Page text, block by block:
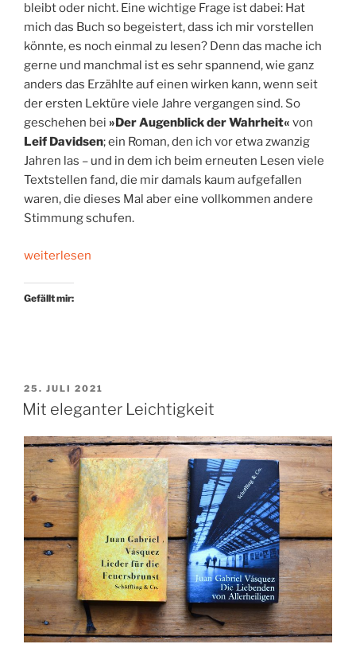
bleibt oder nicht. Eine wichtige Frage ist dabei: Hat
mich das Buch so begeistert, dass ich mir vorstellen
könnte, es noch einmal zu lesen? Denn das mache ich
gerne und manchmal ist es sehr spannend, wie ganz
anders das Erzählte auf einen wirken kann, wenn seit
der ersten Lektüre viele Jahre vergangen sind. So
geschehen bei »Der Augenblick der Wahrheit« von
Leif Davidsen; ein Roman, den ich vor etwa zwanzig
Jahren las – und in dem ich beim erneuten Lesen viele
Textstellen fand, die mir damals kaum aufgefallen
waren, die dieses Mal aber eine vollkommen andere
Stimmung schufen.
„Ein
aus
weiterlesen
Gefällt mir:
VERÖFFENTLICHT
AM
25. JULI 2021
Mit eleganter Leichtigkeit